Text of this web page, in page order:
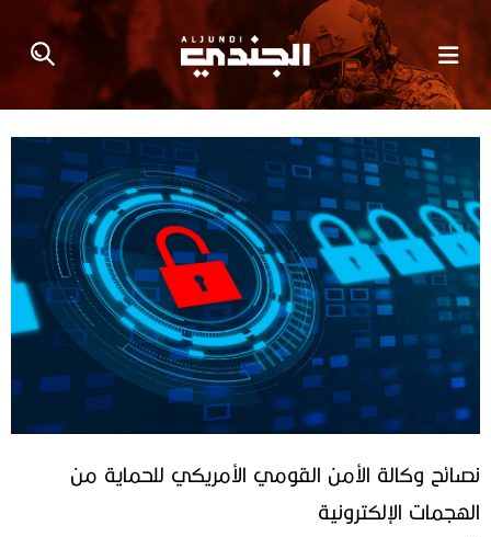
نصائح وكالة الأمن القومي الأمريكي للحماية من
الهجمات الإلكترونية